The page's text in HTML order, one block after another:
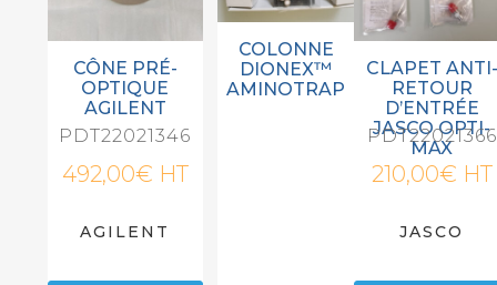
CÔNE PRÉ-
OPTIQUE
AGILENT
PDT22021346
492,00€ HT
AGILENT
COLONNE
DIONEX™
AMINOTRAP
CLAPET ANTI-
RETOUR
D’ENTRÉE
JASCO OPTI-
MAX
PDT22021366
210,00€ HT
JASCO